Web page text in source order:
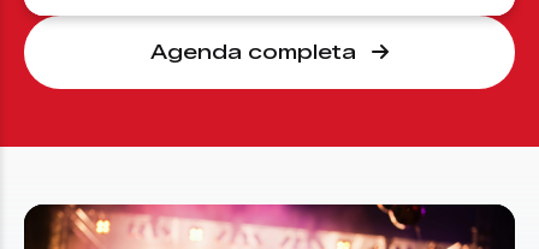
Agenda completa